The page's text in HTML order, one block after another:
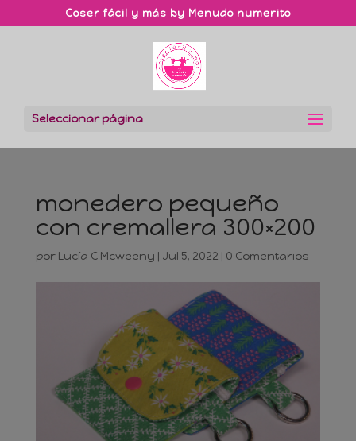
Coser fácil y más by Menudo numerito
Seleccionar página
monedero pequeño
con cremallera 300×200
por Lucía C Mcweeny | Jul 5, 2022 | 0 Comentarios